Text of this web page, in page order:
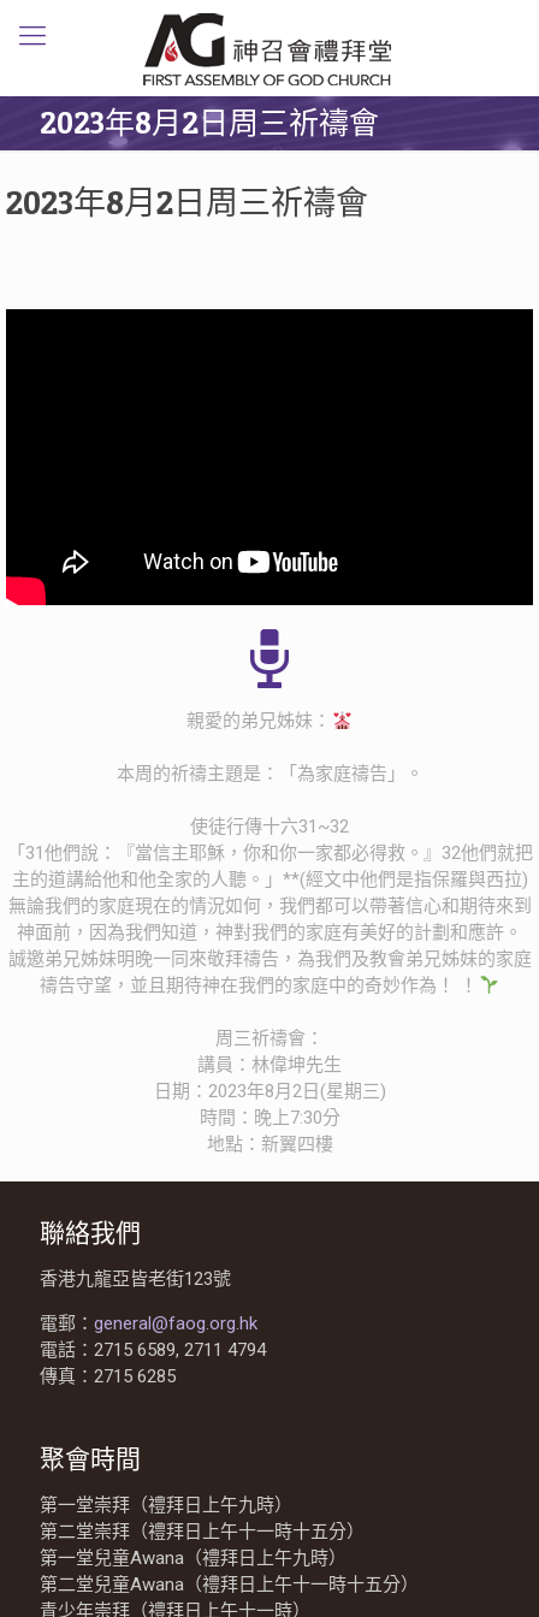
2023年8月2日周三祈禱會
2023年8月2日周三祈禱會
親愛的弟兄姊妹：
本周的祈禱主題是：「為家庭禱告」。
使徒行傳十六31~32‬‬‬‬‬‬
「31他們說：『當信主耶穌，你和你一家都必得救。』32他們就把
主的道講給他和他全家的人聽。」**(經文中他們是指保羅與西拉)
無論我們的家庭現在的情況如何，我們都可以帶著信心和期待來到
神面前，因為我們知道，神對我們的家庭有美好的計劃和應許。
誠邀弟兄姊妹明晚一同來敬拜禱告，為我們及教會弟兄姊妹的家庭
禱告守望，並且期待神在我們的家庭中的奇妙作為！ ！
周三祈禱會：
講員：林偉坤先生
日期：2023年8月2日(星期三)
時間：晚上7:30分
地點：新翼四樓
聯絡我們
香港九龍亞皆老街123號
電郵： general@faog.org.hk
電話：2715 6589, 2711 4794
傳真：2715 6285
聚會時間
第一堂崇拜（禮拜日上午九時）
第二堂崇拜（禮拜日上午十一時十五分）
第一堂兒童Awana（禮拜日上午九時）
第二堂兒童Awana（禮拜日上午十一時十五分）
青少年崇拜（禮拜日上午十一時）